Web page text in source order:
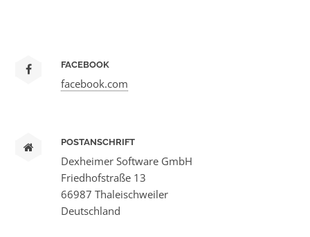
FACEBOOK
facebook.com
POSTANSCHRIFT
Dexheimer Software GmbH
Friedhofstraße 13
66987 Thaleischweiler
Deutschland